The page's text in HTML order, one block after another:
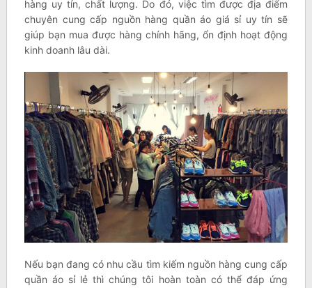
hàng uy tín, chất lượng. Do đó, việc tìm được địa điểm
chuyên cung cấp nguồn hàng quần áo giá sỉ uy tín sẽ
giúp bạn mua được hàng chính hãng, ổn định hoạt động
kinh doanh lâu dài.
Nếu bạn đang có nhu cầu tìm kiếm nguồn hàng cung cấp
quần áo sỉ lẻ thì chúng tôi hoàn toàn có thể đáp ứng